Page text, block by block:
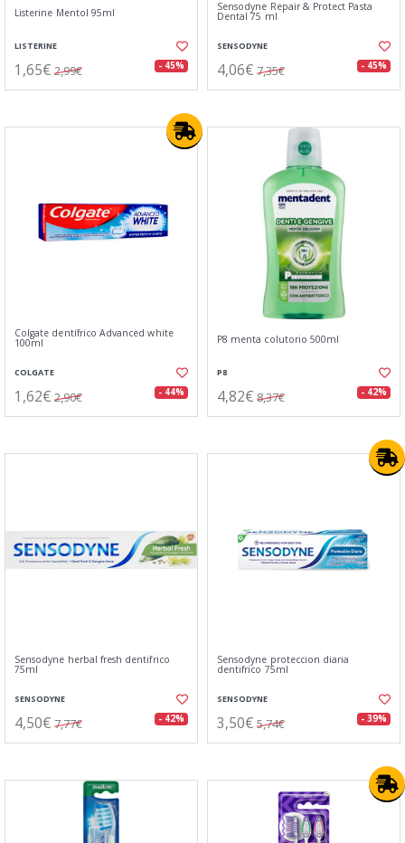
Listerine Mentol 95ml
LISTERINE
1,65€ 2,99€ - 45%
Sensodyne Repair & Protect Pasta
Dental 75 ml
SENSODYNE
4,06€ 7,35€ - 45%
Colgate dentífrico Advanced white
100ml
COLGATE
1,62€ 2,90€ - 44%
P8 menta colutorio 500ml
P8
4,82€ 8,37€ - 42%
Sensodyne herbal fresh dentifrico
75ml
SENSODYNE
4,50€ 7,77€ - 42%
Sensodyne proteccion diaria
dentifrico 75ml
SENSODYNE
3,50€ 5,74€ - 39%